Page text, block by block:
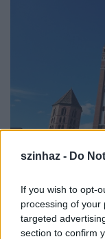
szinhaz - Do
If you wish to opt-
processing of your
targeted
section to confirm
Épül a
mtothorsi•2020. július